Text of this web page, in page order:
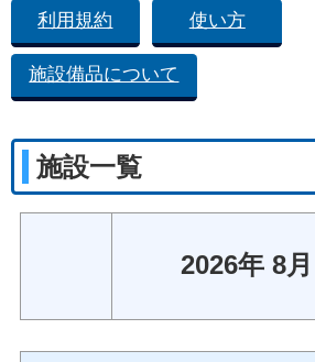
利用規約 使い方
施設備品について
施設一覧
2026年 8月